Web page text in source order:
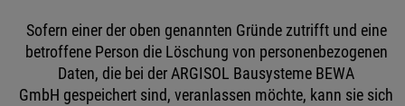
Sofern einer der oben genannten Gründe zutrifft und eine
betroffene Person die Löschung von personenbezogenen
Daten, die bei der ARGISOL Bausysteme BEWA
GmbH gespeichert sind, veranlassen möchte, kann sie sich